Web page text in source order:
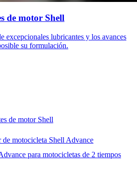
de motor Shell
excepcionales lubricantes y los avances
su formulación.
de motor Shell
de motocicleta Shell Advance
para motocicletas de 2 tiempos